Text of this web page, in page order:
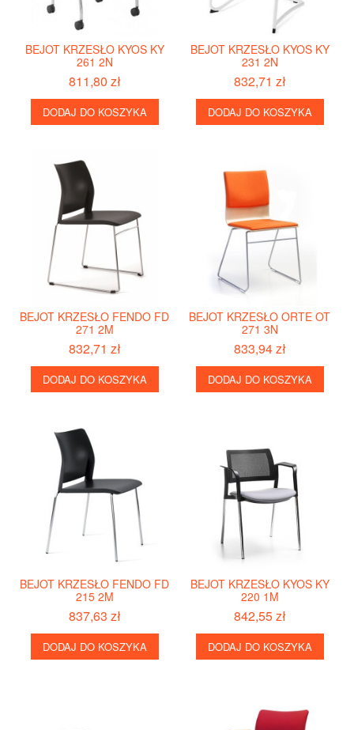
BEJOT KRZESŁO KYOS KY
261 2N
811,80 zł
DODAJ DO KOSZYKA
BEJOT KRZESŁO KYOS KY
231 2N
832,71 zł
DODAJ DO KOSZYKA
BEJOT KRZESŁO FENDO FD
271 2M
832,71 zł
DODAJ DO KOSZYKA
BEJOT KRZESŁO ORTE OT
271 3N
833,94 zł
DODAJ DO KOSZYKA
BEJOT KRZESŁO FENDO FD
215 2M
837,63 zł
DODAJ DO KOSZYKA
BEJOT KRZESŁO KYOS KY
220 1M
842,55 zł
DODAJ DO KOSZYKA